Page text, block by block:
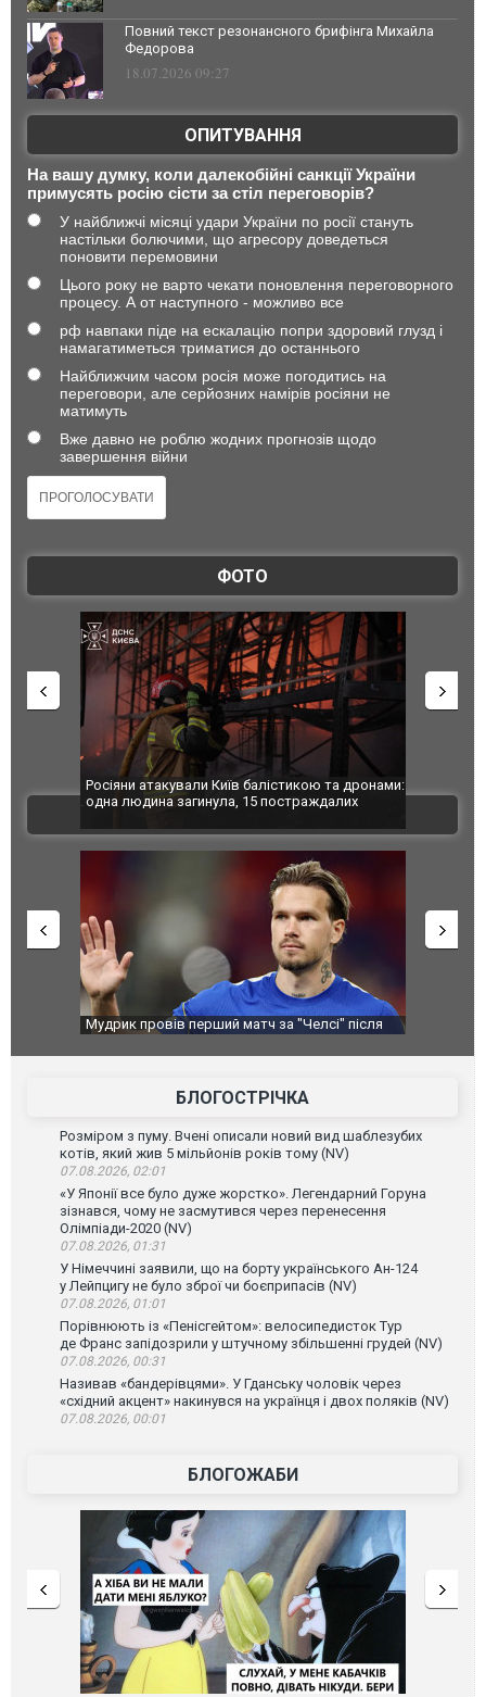
Повний текст резонансного брифінга Михайла
Федорова
18.07.2026 09:27
ОПИТУВАННЯ
На вашу думку, коли далекобійні санкції України
примусять росію сісти за стіл переговорів?
У найближчі місяці удари України по росії стануть
настільки болючими, що агресору доведеться
поновити перемовини
Цього року не варто чекати поновлення переговорного
процесу. А от наступного - можливо все
рф навпаки піде на ескалацію попри здоровий глузд і
намагатиметься триматися до останнього
Найближчим часом росія може погодитись на
переговори, але серйозних намірів росіяни не
матимуть
Вже давно не роблю жодних прогнозів щодо
завершення війни
ФОТО
балістикою та дронами:
15 постраждалих
У Краматорську вже 24 постраждалих:
показала наслідки авіаудару РФ. ФОТО
ВІДЕО
Українські надзвичайники врятували козуленя
під час ліквідації масштабної лісової пожежі у
Франції
про нові
БЛОГОСТРІЧКА
Розміром з пуму. Вчені описали новий вид шаблезубих
котів, який жив 5 мільйонів років тому (NV)
07.08.2026, 02:01
«У Японії все було дуже жорстко». Легендарний Горуна
зізнався, чому не засмутився через перенесення
Олімпіади-2020 (NV)
07.08.2026, 01:31
У Німеччині заявили, що на борту українського Ан-124
у Лейпцигу не було зброї чи боєприпасів (NV)
07.08.2026, 01:01
Порівнюють із «Пенісгейтом»: велосипедисток Тур
де Франс запідозрили у штучному збільшенні грудей (NV)
07.08.2026, 00:31
Називав «бандерівцями». У Гданську чоловік через
«східний акцент» накинувся на українця і двох поляків (NV)
07.08.2026, 00:01
БЛОГОЖАБИ